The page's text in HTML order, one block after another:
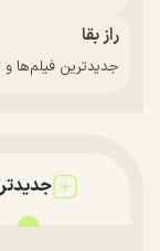
راز بقا
جدیدترین فیلم‌ها